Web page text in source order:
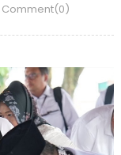
Comment(0)